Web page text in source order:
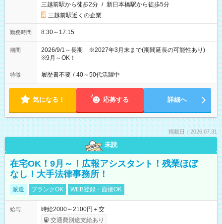
三越前駅から徒歩2分 / 新日本橋駅から徒歩5分
三越前駅近くの企業
勤務時間 8:30～17:15
期間
2026/9/1～長期 ※2027年3月末まで(期間延長の可能性あり)
※9月～OK！
特徴 履歴書不要 / 40～50代活躍中
気になる！ 応募する 詳細へ
掲載日：2026.07.31
未読
在宅OK！9月～！広報アシスタント！残業ほぼ
なし！大手法律事務所！
派遣 ブランクOK WEB登録・面接OK
給与
時給2000～2100円＋交
交通費別途支給あり